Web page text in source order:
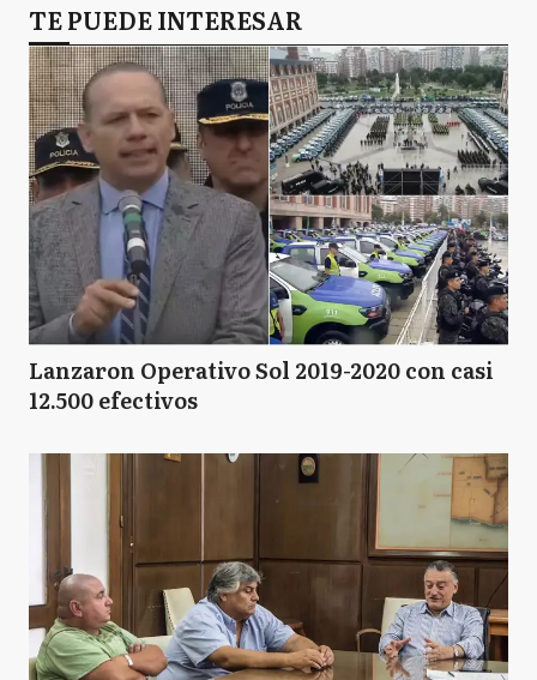
TE PUEDE INTERESAR
Lanzaron Operativo Sol 2019-2020 con casi
12.500 efectivos